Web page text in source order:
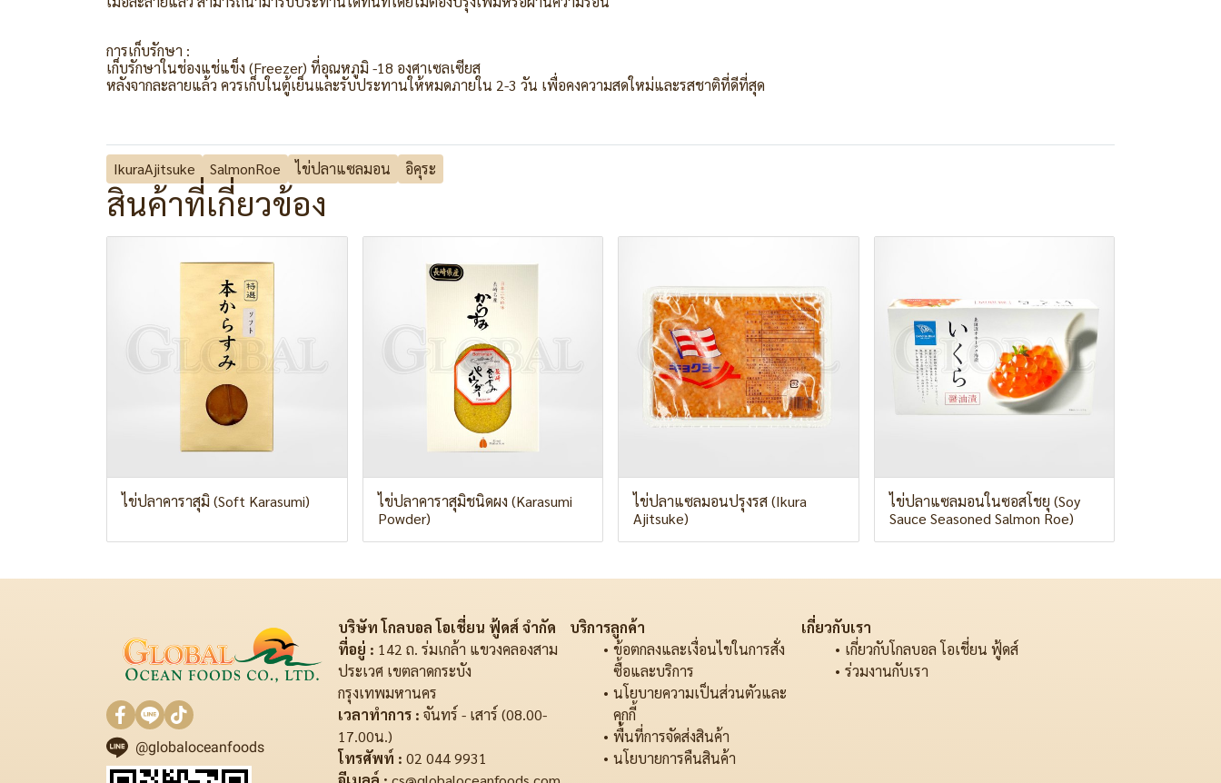
การเก็บรักษา :
เก็บรักษาในช่องแช่แข็ง (Freezer) ที่อุณหภูมิ -18 องศาเซลเซียส
หลังจากละลายแล้ว ควรเก็บในตู้เย็นและรับประทานให้หมดภายใน 2-3 วัน เพื่อคงความสดใหม่และรสชาติที่ดีที่สุด
IkuraAjitsuke SalmonRoe ไข่ปลาแซลมอน อิคุระ
สินค้าที่เกี่ยวข้อง
ไข่ปลาคาราสุมิ (Soft Karasumi)
ไข่ปลาคาราสุมิชนิดผง (Karasumi
Powder)
ไข่ปลาแซลมอนปรุงรส (Ikura
Ajitsuke)
ไข่ปลาแซลมอนในซอสโชยุ (Soy
Sauce Seasoned Salmon Roe)
@globaloceanfoods
บริษัท โกลบอล โอเชี่ยน ฟู้ดส์ จำกัด
ที่อยู่ : 142 ถ. ร่มเกล้า แขวงคลองสาม
ประเวศ เขตลาดกระบัง
กรุงเทพมหานคร
เวลาทำการ : จันทร์ - เสาร์ (08.00-
17.00น.)
โทรศัพท์ : 02 044 9931
บริการลูกค้า
ข้อตกลงและเงื่อนไขในการสั่ง
ซื้อและบริการ
นโยบายความเป็นส่วนตัวและ
คุกกี้
พื้นที่การจัดส่งสินค้า
นโยบายการคืนสินค้า
เกี่ยวกับเรา
เกี่ยวกับโกลบอล โอเชี่ยน ฟู้ดส์
ร่วมงานกับเรา